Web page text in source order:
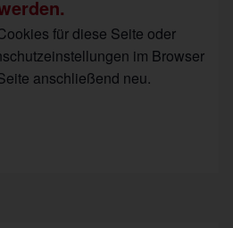
für diese Seite oder
im Browser
anschließend neu.